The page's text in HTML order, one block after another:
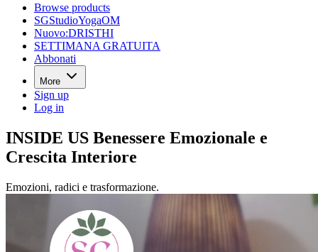
Browse products
SGStudioYogaOM
Nuovo:DRISTHI
SETTIMANA GRATUITA
Abbonati
More
Sign up
Log in
INSIDE US Benessere Emozionale e
Crescita Interiore
Emozioni, radici e trasformazione.